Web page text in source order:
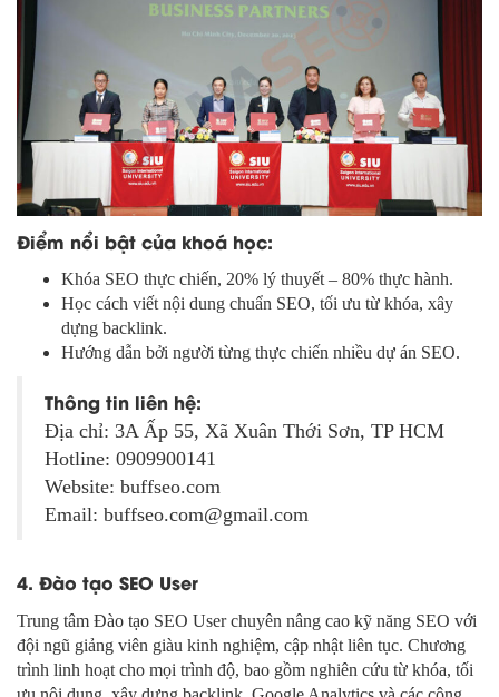
Điểm nổi bật của khoá học:
Khóa SEO thực chiến, 20% lý thuyết – 80% thực hành.
Học cách viết nội dung chuẩn SEO, tối ưu từ khóa, xây
dựng backlink.
Hướng dẫn bởi người từng thực chiến nhiều dự án SEO.
Thông tin liên hệ:
Địa chỉ: 3A Ấp 55, Xã Xuân Thới Sơn, TP HCM
Hotline: 0909900141
Website: buffseo.com
Email: buffseo.com@gmail.com
4. Đào tạo SEO User
Trung tâm Đào tạo SEO User chuyên nâng cao kỹ năng SEO với
đội ngũ giảng viên giàu kinh nghiệm, cập nhật liên tục. Chương
trình linh hoạt cho mọi trình độ, bao gồm nghiên cứu từ khóa, tối